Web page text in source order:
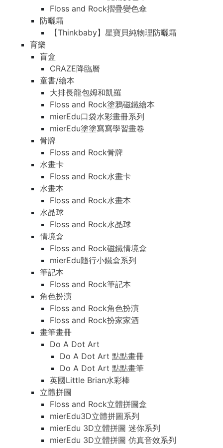
Floss and Rock摺疊變色傘
防曬霜
【Thinkbaby】星寶貝純物理防曬霜
育樂
盲盒
CRAZE降臨曆
童書/繪本
大排長龍包姆和凱羅
Floss and Rock塗鴉磁鐵繪本
mierEdu口袋水彩畫冊系列
mierEdu塗塗寫寫學習畫卷
骨牌
Floss and Rock骨牌
水畫卡
Floss and Rock水畫卡
水畫本
Floss and Rock水畫本
水晶球
Floss and Rock水晶球
情境盒
Floss and Rock磁鐵情境盒
mierEdu隨行小鐵盒系列
筆記本
Floss and Rock筆記本
角色扮演
Floss and Rock角色扮演
Floss and Rock扮家家酒
畫筆畫冊
Do A Dot Art
Do A Dot Art 點點畫冊
Do A Dot Art 點點畫筆
英國Little Brian水彩棒
立體拼圖
Floss and Rock立體拼圖盒
mierEdu3D立體拼圖系列
mierEdu 3D立體拼圖 迷你系列
mierEdu 3D立體拼圖 仿真音效系列